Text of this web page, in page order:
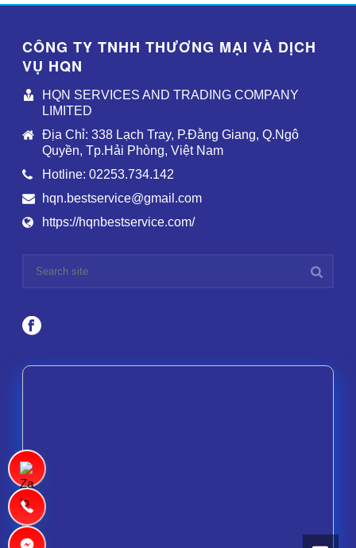
CÔNG TY TNHH THƯƠNG MẠI VÀ DỊCH
VỤ HQN
HQN SERVICES AND TRADING COMPANY
LIMITED
Địa Chỉ: 338 Lạch Tray, P.Đằng Giang, Q.Ngô
Quyền, Tp.Hải Phòng, Việt Nam
Hotline: 02253.734.142
hqn.bestservice@gmail.com
https://hqnbestservice.com/